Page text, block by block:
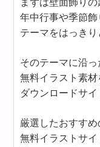
年中行事や季節
テーマをはっきり
そのテーマに沿っ
無料イラスト素
ダウンロードサイ
厳選したおすすめ
無料イラストサイ